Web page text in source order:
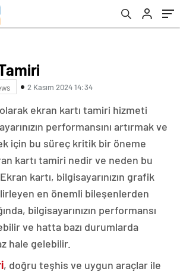
2 Kasım 2024 14:34
olarak ekran kartı tamiri hizmeti
performansını artırmak ve
için bu süreç kritik bir öneme
kartı tamiri nedir ve neden bu
kartı, bilgisayarınızın grafik
en önemli bileşenlerden
bilgisayarınızın performansı
ve hatta bazı durumlarda
hale gelebilir.
, doğru teşhis ve uygun araçlar ile